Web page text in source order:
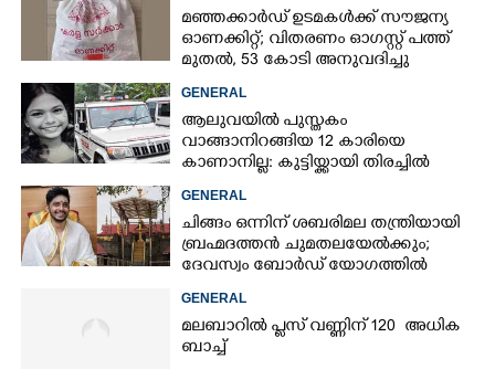
മഞ്ഞക്കാർഡ് ഉടമകൾക്ക് സൗജന്യ
ഓണക്കിറ്റ്; വിതരണം ഓഗസ്റ്റ് പത്ത്
മുതൽ, 53 കോടി അനുവദിച്ചു
GENERAL
ആലുവയിൽ പുസ്തകം
വാങ്ങാനിറങ്ങിയ 12 കാരിയെ
കാണാനില്ല: കുട്ടിയ്ക്കായി തിരച്ചിൽ
GENERAL
ചിങ്ങം ഒന്നിന് ശബരിമല തന്ത്രിയായി
ബ്രഹ്മദത്തൻ ചുമതലയേൽക്കും;
ദേവസ്വം ബോർഡ് യോഗത്തിൽ
തീരുമാനം
GENERAL
മലബാറിൽ പ്ലസ് വണ്ണിന് 120 അധിക
ബാച്ച്